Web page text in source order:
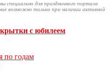
специально для праздничного портала
возможно только при наличии активной
с юбилеем
по годам